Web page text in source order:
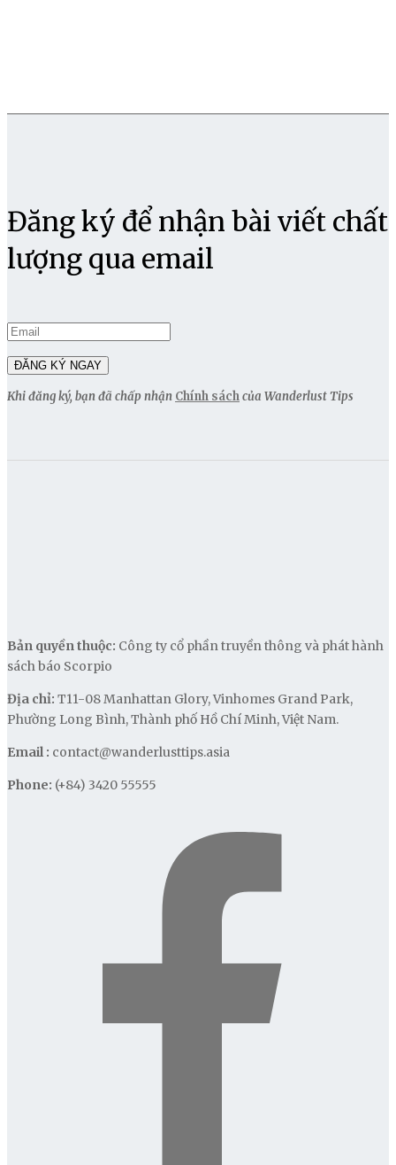
Đăng ký để nhận bài viết chất
lượng qua email
Khi đăng ký, bạn đã chấp nhận Chính sáchcủa Wanderlust Tips
Bản quyền thuộc: Công ty cổ phần truyền thông và phát hành
sách báo Scorpio
Địa chỉ: T11-08 Manhattan Glory, Vinhomes Grand Park,
Phường Long Bình, Thành phố Hồ Chí Minh, Việt Nam.
Email : contact@wanderlusttips.asia
Phone: (+84) 3420 55555